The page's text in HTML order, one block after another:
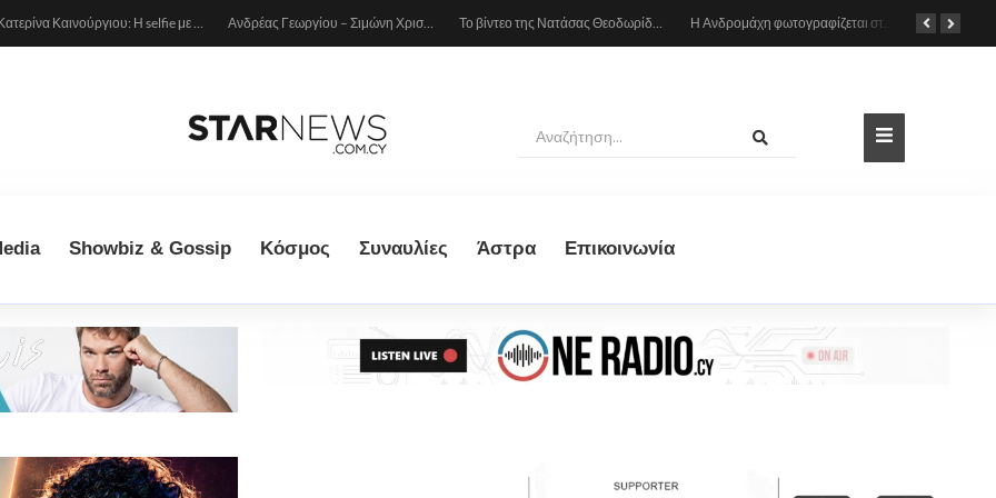
Κατερίνα Καινούργιου: Η selfie με μπλε μαγιό κάτω από τον ήλιο – Η λεπτομέρεια που λατρέψαμε (φωτογραφία) Ανδρέας Γεωργίου – Σιμώνη Χριστοδούλου: Ερωτευμένοι στο Μιλάνο! Το βίντεο της Νατάσας Θεοδωρίδου με τη μητέρα της από το αυτοκίνητο: «Πες κάτι στο κοινό σου ρε μαμά»
Showbiz & Gossip Κόσμος Συναυλίες Άστρα Eπικοινωνία